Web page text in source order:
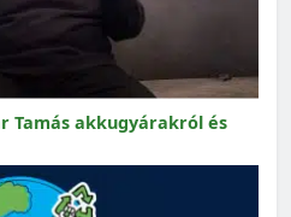
Tamás akkugyárakról és